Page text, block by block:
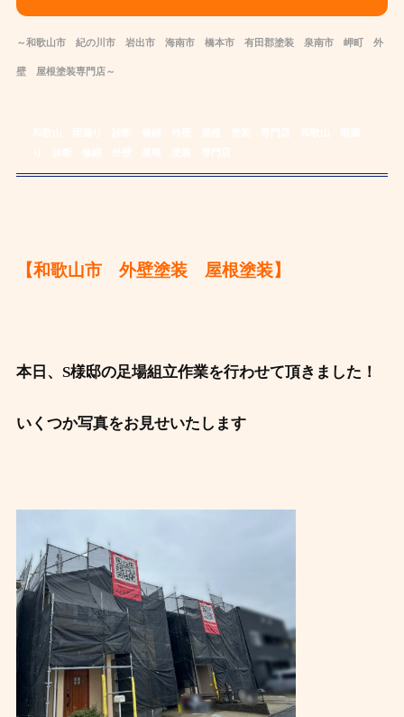
～和歌山市 紀の川市 岩出市 海南市 橋本市 有田郡塗装 泉南市 岬町 外
壁屋根塗装専門店～
【和歌山市 外壁塗装 屋根塗装】
本日、S様邸の足場組立作業を行わせて頂きました！
いくつか写真をお見せいたします